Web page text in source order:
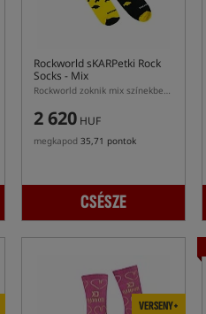
Rockworld sKARPetki Rock
Socks - Mix
Rockworld zoknik mix színekben (fekete + sárga)
2 620 HUF
megkapod 35,71 pontok
CSÉSZE
VERSENY+